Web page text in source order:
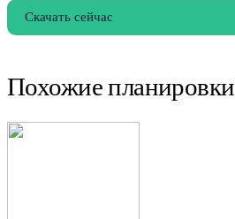
Скачать сейчас
Похожие планировки